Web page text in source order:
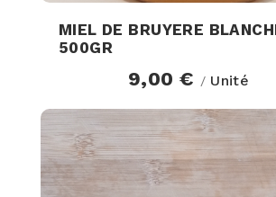
MIEL DE BRUYERE
500GR
9,00 € / Unité